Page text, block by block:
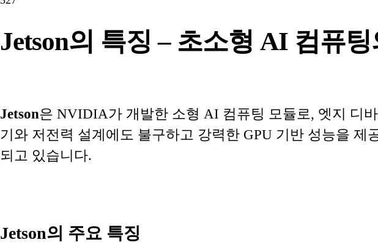
Jetson의 특징 – 초소형 AI 컴퓨
Jetson은 NVIDIA가 개발한 소형 AI 컴퓨팅 모듈로, 엣지 디
기와 저전력 설계에도 불구하고 강력한 GPU 기반 성능을
되고 있습니다.
Jetson의 주요 특징